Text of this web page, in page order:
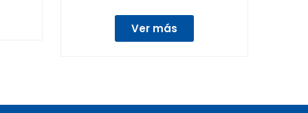
Ver más